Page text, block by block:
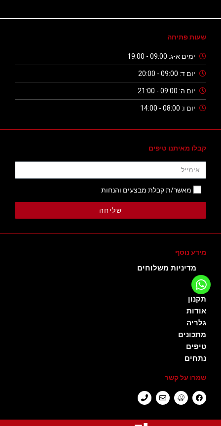
שעות פתיחה
ימים א-ג: 09:00 - 19:00
יום ד: 09:00 - 20:00
יום ה: 09:00 - 21:00
יום ו: 08:00 - 14:00
קבלו מאיתנו טיפים
מאשר/ת קבלת מבצעים והנחות
שליחה
מידע נוסף
מדיניות משלוחים
תקנון
אודות
גלריה
מתכונים
טיפים
נתחים
שמרו על קשר